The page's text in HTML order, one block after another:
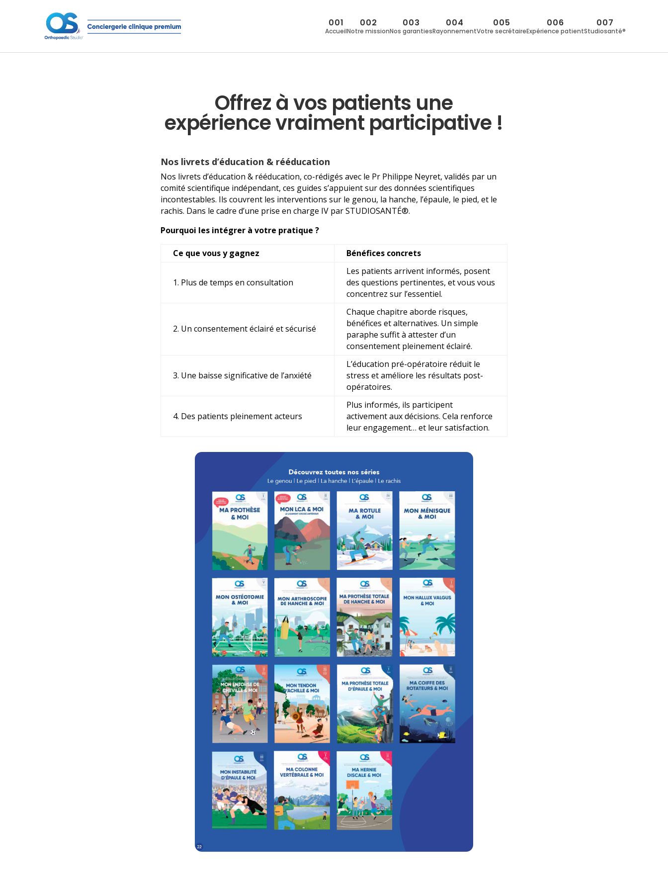
001
Accueil
002
Notre mission
003
Nos garanties
004
Rayonnement
005
Votre secrétaire
006
Expérience patient
007
Studiosanté®
Offrez à vos patients une
expérience vraiment participative !
Nos livrets d’éducation & rééducation
Nos livrets d’éducation & rééducation, co-rédigés avec le Pr Philippe Neyret, validés par un
comité scientifique indépendant, ces guides s’appuient sur des données scientifiques
incontestables. Ils couvrent les interventions sur le genou, la hanche, l’épaule, le pied, et le
rachis. Dans le cadre d’une prise en charge IV par STUDIOSANTÉ®.
Pourquoi les intégrer à votre pratique ?
Ce que vous y gagnez Bénéfices concrets
1. Plus de temps en consultation
Les patients arrivent informés, posent
des questions pertinentes, et vous vous
concentrez sur l’essentiel.
2. Un consentement éclairé et sécurisé
Chaque chapitre aborde risques,
bénéfices et alternatives. Un simple
paraphe suffit à attester d’un
consentement pleinement éclairé.
3. Une baisse significative de l’anxiété
L’éducation pré-opératoire réduit le
stress et améliore les résultats post-
opératoires.
4. Des patients pleinement acteurs
Plus informés, ils participent
activement aux décisions. Cela renforce
leur engagement… et leursatisfaction.